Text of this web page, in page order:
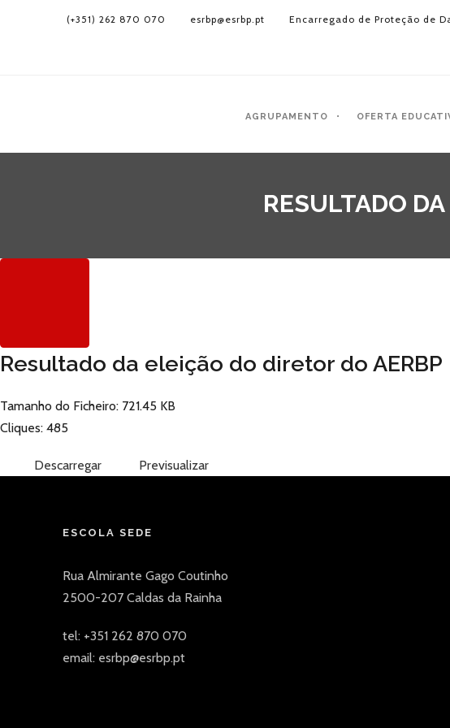
(+351) 262 870 070 esrbp@esrbp.pt Encarregado de Proteção de
AGRUPAMENTO OFERTA
RESULTADO
Resultado da eleição do diretor do AERBP
Tamanho do Ficheiro: 721.45 KB
Cliques: 485
Descarregar Previsualizar
ESCOLA SEDE
Rua Almirante Gago Coutinho
2500-207 Caldas da Rainha
tel: +351 262 870 070
email: esrbp@esrbp.pt